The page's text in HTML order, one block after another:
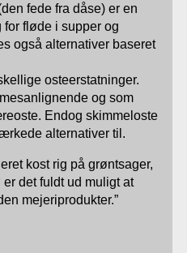
fede fra dåse) er en
fløde i supper og
også alternativer baseret
osteerstatninger.
og som
Endog skimmeloste
alternativer til.
kost rig på grøntsager,
det fuldt ud muligt at
mejeriprodukter.”